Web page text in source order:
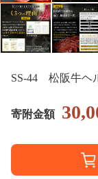
SS-44 松阪牛ヘ
寄附金額